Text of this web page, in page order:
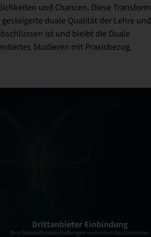
und Chancen. Diese
duale Qualität der Lehre
ist und bleibt die Duale
Studieren mit Praxisbezug.
Drittanbieter Einbindung
Ihre Datenschutzeinstellungen verhindert das Einbinden